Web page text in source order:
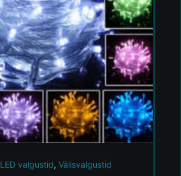
LED valgustid,Välisvalgustid